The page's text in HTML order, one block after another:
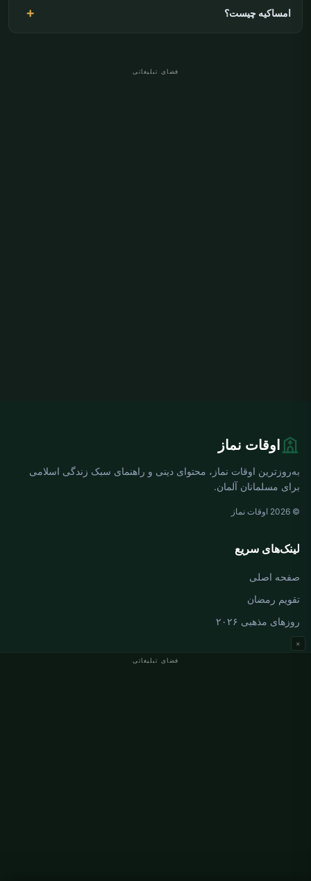
امساکیه چیست؟
فضای تبلیغاتی
فضای تبلیغاتی
×
اوقات نماز
به‌روزترین اوقات نماز، محتوای دینی و راهنمای سبک زندگی اسلامی
برای مسلمانان آلمان.
© 2026 اوقات نماز
لینک‌های سریع
صفحه اصلی
تقویم رمضان
روزهای مذهبی ۲۰۲۶